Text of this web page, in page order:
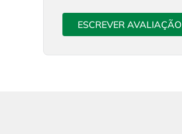
ESCREVER AVALIAÇÃO